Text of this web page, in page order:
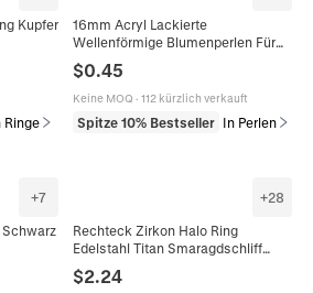
Kupfer
Ringe
16mm Acryl Lackierte
Wellenförmige Blumenperlen Für
Schmuckherstellung Bunte Runde
Ringperlen Handwerk Zubehör
$0.45
Keine MOQ · 112 kürzlich verkauft
Spitze 10% Bestseller In Perlen
+7 +28
Rechteck Zirkon Halo Ring
Edelstahl Titan Smaragdschliff
Bunter Stein Eleganter Schmuck
Für Damen
$2.24